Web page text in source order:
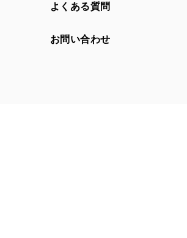
よくある質問
お問い合わせ